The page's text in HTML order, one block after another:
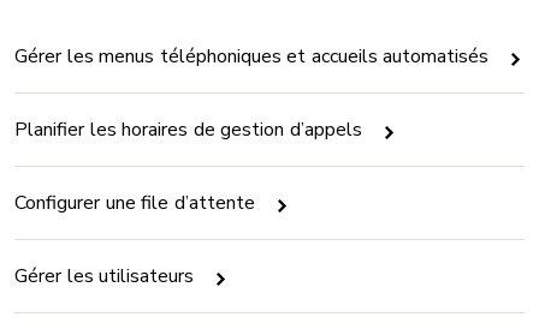
Gérer les menus téléphoniques et accueils automatisés
Planifier les horaires de gestion d’appels
Configurer une file d’attente
Gérer les utilisateurs